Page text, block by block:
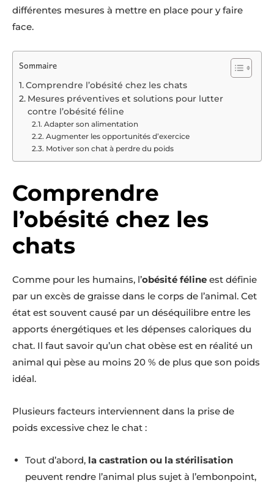
différentes mesures à mettre en place pour y faire
face.
Sommaire
Comprendre l’obésité chez les chats
Mesures préventives et solutions pour lutter
contre l’obésité féline
Adapter son alimentation
Augmenter les opportunités d’exercice
Motiver son chat à perdre du poids
Comprendre
l’obésité chez les
chats
Comme pour les humains, l’obésité féline est définie
par un excès de graisse dans le corps de l’animal. Cet
état est souvent causé par un déséquilibre entre les
apports énergétiques et les dépenses caloriques du
chat. Il faut savoir qu’un chat obèse est en réalité un
animal qui pèse au moins 20 % de plus que son poids
idéal.
Plusieurs facteurs interviennent dans la prise de
poids excessive chez le chat :
Tout d’abord, la castration ou la stérilisation
peuvent rendre l’animal plus sujet à l’embonpoint,